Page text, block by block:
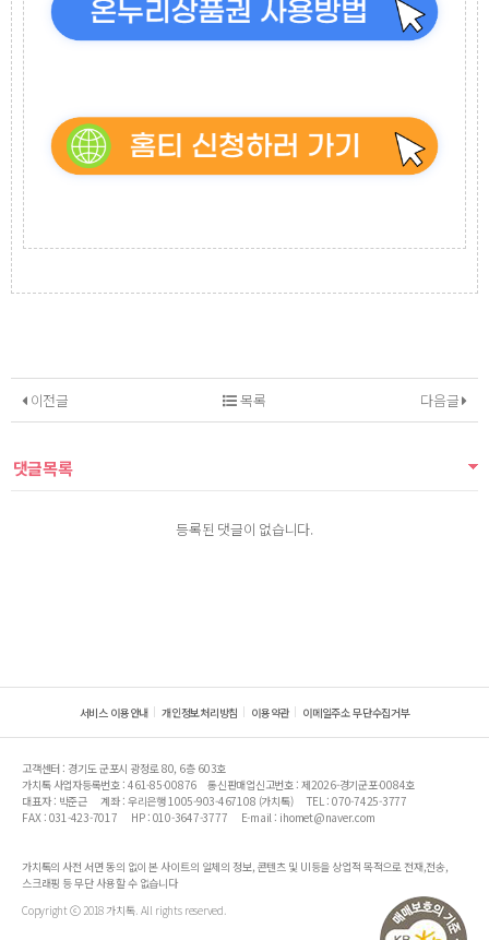
이전글 다음글
목록
댓글목록
등록된 댓글이 없습니다.
서비스 이용안내 개인정보처리방침 이용약관 이메일주소 무단수집거부
고객센터 : 경기도 군포시 광정로 80, 6층 603호
가치톡 사업자등록번호 : 461-85-00876
통신판매업신고번호 : 제2026-경기군포-0084호
대표자 : 박준근
계좌 : 우리은행 1005-903-467108 (가치톡)
TEL : 070-7425-3777
FAX : 031-423-7017
HP : 010-3647-3777 E-mail : ihomet@naver.com
가치톡의 사전 서면 동의 없이 본 사이트의 일체의 정보, 콘텐츠 및 UI등을 상업적 목적으로 전재,전송,
스크래핑 등 무단 사용할 수 없습니다
Copyright ⓒ 2018 가치톡. All rights reserved.